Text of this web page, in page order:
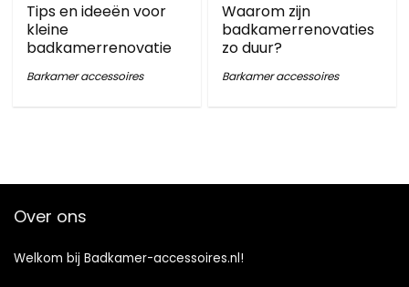
Tips en ideeën voor
kleine
badkamerrenovatie
Barkamer accessoires
Waarom zijn
badkamerrenovaties
zo duur?
Barkamer accessoires
Over ons
Welkom bij Badkamer-accessoires.nl!